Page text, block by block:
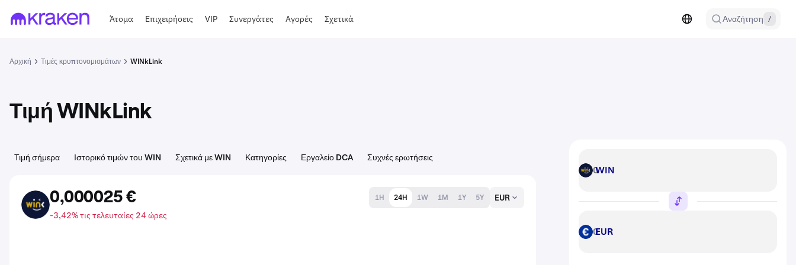
Άτομα Επιχειρήσεις VIP Συνεργάτες Αγορές Σχετικά Αναζήτηση /
Αρχική Τιμές κρυπτονομισμάτων WINkLink
Τιμή WINkLink
Τιμή σήμερα Ιστορικό τιμών του WIN Σχετικά με WIN Κατηγορίες Εργαλείο DCA Συχνές ερωτήσεις
WIN 0,000025 €
-3,42% τις τελευταίες 24 ώρες
1H 24H 1W 1M 1Y 5Y EUR
WIN WIN
EUR EUR